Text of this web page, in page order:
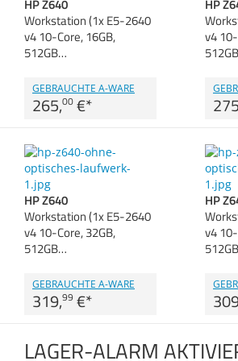
Zubehör
Merkzettel
HP Z640
Workstation (1x E5-2640
v4 10-Core, 16GB,
512GB…
GEBRAUCHTE A-WARE
265,00 €*
HP
v4
HP Z640
Workstation (1x E5-2640
v4 10-Core, 32GB,
512GB…
GEBRAUCHTE A-WARE
319,99 €*
HP
v4
LAGER-ALARM